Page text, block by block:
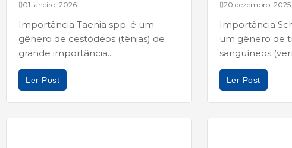
01 janeiro, 2026
Importância Taenia spp. é um
gênero de cestódeos (tênias) de
grande importância...
Ler Post
20 dezembro, 2025
Importância
um gênero de
sanguíneos
Ler Post